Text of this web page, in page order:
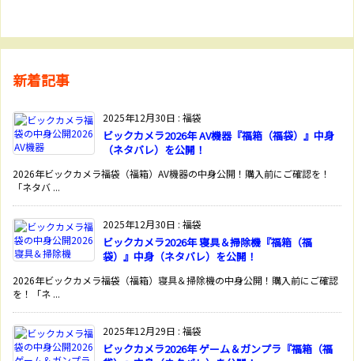
新着記事
2025年12月30日 : 福袋
ビックカメラ2026年 AV機器『福箱（福袋）』中身
（ネタバレ）を公開！
2026年ビックカメラ福袋（福箱）AV機器の中身公開！購入前にご確認を！
「ネタバ ...
2025年12月30日 : 福袋
ビックカメラ2026年 寝具＆掃除機『福箱（福
袋）』中身（ネタバレ）を公開！
2026年ビックカメラ福袋（福箱）寝具＆掃除機の中身公開！購入前にご確認
を！「ネ ...
2025年12月29日 : 福袋
ビックカメラ2026年 ゲーム＆ガンプラ『福箱（福